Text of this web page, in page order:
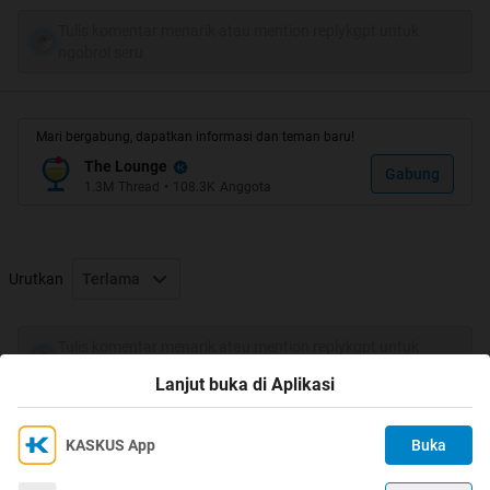
Quote:
Quote:
Mari bergabung, dapatkan informasi dan teman baru!
The Lounge
1.3M Thread • 108.3K Anggota
Gabung
Urutkan Terlama
Ikuti KASKUS di
Kami menggunakan Cookies
Lanjut buka di Aplikasi
KASKUS App Buka